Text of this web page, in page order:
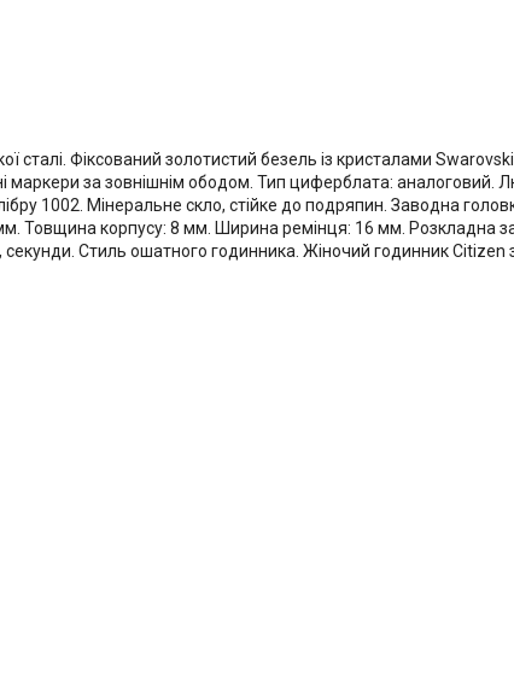
сталі. Фіксований золотистий безель із кристалами
за зовнішнім ободом. Тип циферблата: аналоговий.
1002. Мінеральне скло, стійке до подряпин. Заводна
Товщина корпусу: 8 мм. Ширина ремінця: 16 мм. Розкладна
Стиль ошатного годинника. Жіночий годинник Citizen